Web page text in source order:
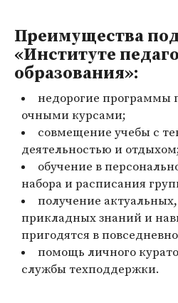
Преимущества
«Институте
образования»:
недорогие программы
очными курсами;
совмещение учебы с
деятельностью и
обучение в
набора и расписания
получение
прикладных знаний и
пригодятся в
помощь личного
службы техподдержки.